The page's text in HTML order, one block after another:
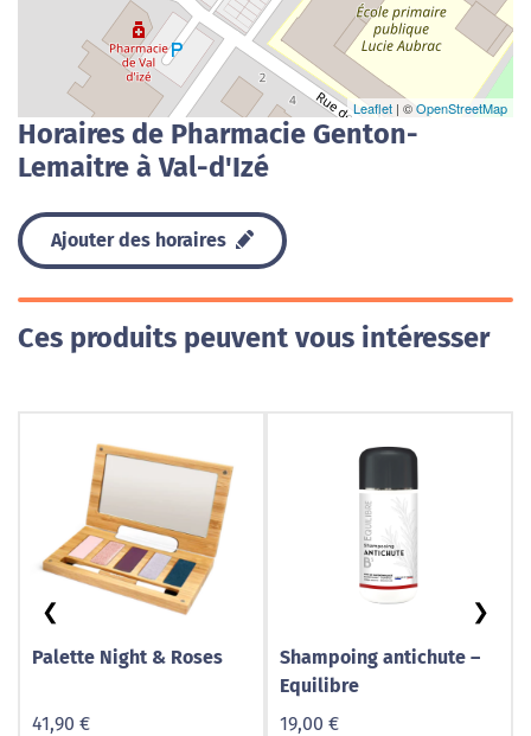
Leaflet | ©OpenStreetMap
Horaires de Pharmacie Genton-
Lemaitre à Val-d'Izé
Ajouter des horaires
Ces produits peuvent vous intéresser
Palette Night & Roses
41,90 €
Shampoing antichute –
Equilibre
19,00 €
❮ ❯